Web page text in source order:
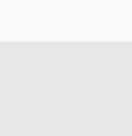
von Thun